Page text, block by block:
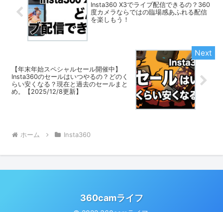
Insta360 X3でライブ配信できるの？360
度カメラならではの臨場感あふれる配信
を楽しもう！
【年末年始スペシャルセール開催中】
Insta360のセールはいつやるの？どのく
らい安くなる？現在と過去のセールまと
め。【2025/12/8更新】
ホーム Insta360
360camライフ